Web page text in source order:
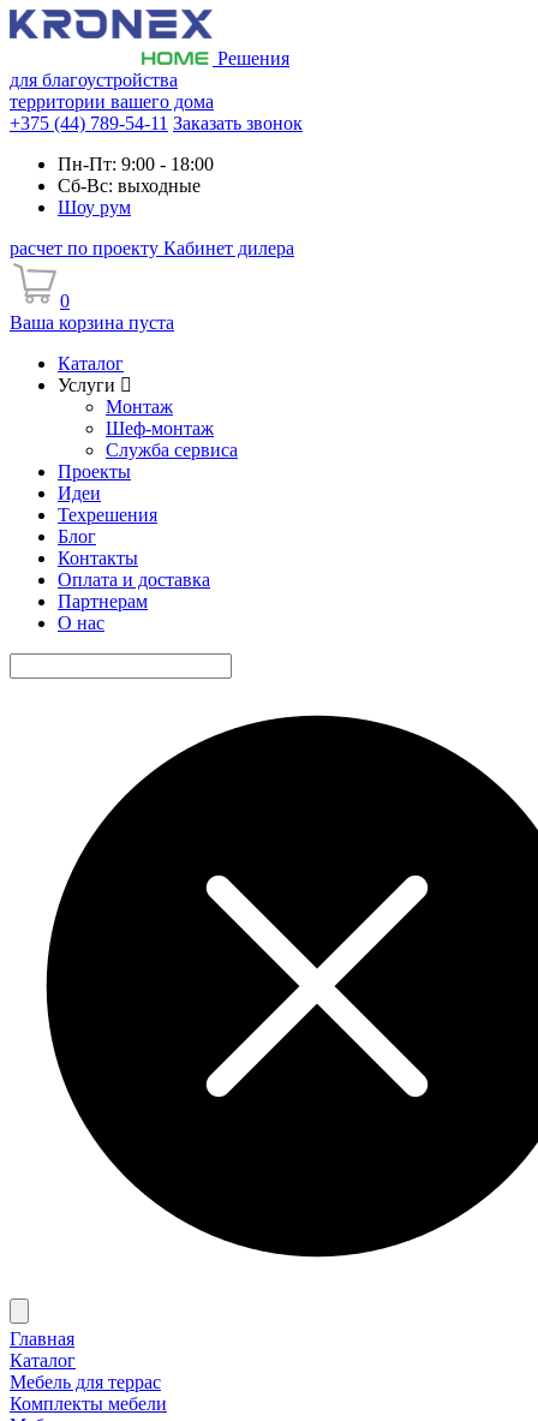
Решения
для благоустройства
территории вашего дома
+375 (44) 789-54-11 Заказать звонок
Пн-Пт: 9:00 - 18:00
Сб-Вс: выходные
Шоу рум
расчет по проекту Кабинет дилера
0
Ваша корзина пуста
Каталог
Услуги
Монтаж
Шеф-монтаж
Служба сервиса
Проекты
Идеи
Техрешения
Блог
Контакты
Оплата и доставка
Партнерам
О нас
Главная
Каталог
Мебель для террас
Комплекты мебели